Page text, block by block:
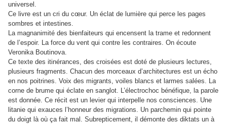
universel.
Ce livre est un cri du cœur. Un éclat de lumière qui perce les pages
sombres et intestines.
La magnanimité des bienfaiteurs qui encensent la trame et redonnent
de l’espoir. La force du vent qui contre les contraires. On écoute
Veronika Boutinova.
Ce texte des itinérances, des croisées est doté de plusieurs lectures,
plusieurs fragments. Chacun des morceaux d’architectures est un écho
en nos poitrines. Voix des migrants, voiles blancs et larmes salées. La
corne de brume qui éclate en sanglot. L’électrochoc bénéfique, la parole
est donnée. Ce récit est un levier qui interpelle nos consciences. Une
litanie qui exauces l’honneur des migrations. Un parchemin qui pointe
du doigt là où ça fait mal. Subrepticement, il démonte des diktats un à